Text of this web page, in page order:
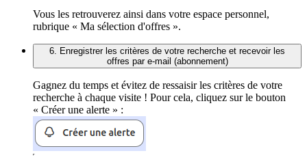
Vous les retrouverez ainsi dans votre espace personnel,
rubrique « Ma sélection d'offres ».
6. Enregistrer les critères de votre recherche et recevoir les
offres par e-mail (abonnement)
Gagnez du temps et évitez de ressaisir les critères de votre
recherche à chaque visite ! Pour cela, cliquez sur le bouton
« Créer une alerte » :